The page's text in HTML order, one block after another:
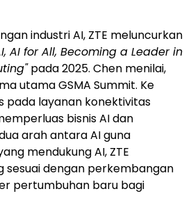
industri AI, ZTE meluncurkan
AI for All, Becoming a Leader in
pada 2025. Chen menilai,
utama GSMA Summit. Ke
pada layanan konektivitas
bisnis AI dan
arah antara AI guna
mendukung AI, ZTE
sesuai dengan perkembangan
pertumbuhan baru bagi